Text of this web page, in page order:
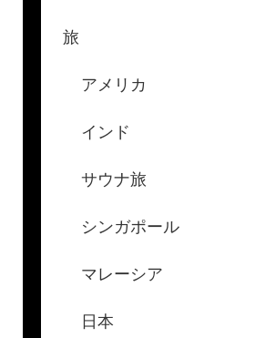
旅
アメリカ
インド
サウナ旅
シンガポール
マレーシア
日本